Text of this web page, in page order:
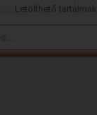
Letölthető tartalmak